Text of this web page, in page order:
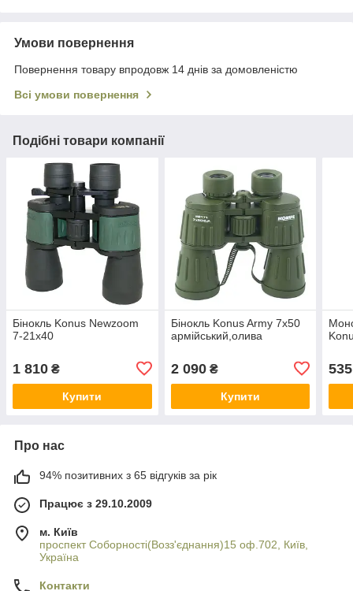
Умови повернення
Повернення товару впродовж 14 днів за домовленістю
Всі умови повернення
Подібні товари компанії
Бінокль Konus Newzoom
7-21x40
1 810 ₴
Купити
Бінокль Konus Army 7x50
армійський,олива
2 090₴
Купити
535
Про нас
94% позитивних з 65 відгуків за рік
Працює з 29.10.2009
м. Київ
проспект Соборності(Возз'єднання)15 оф.702, Київ,
Україна
Контакти